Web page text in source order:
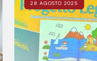
28 AGOSTO 2025